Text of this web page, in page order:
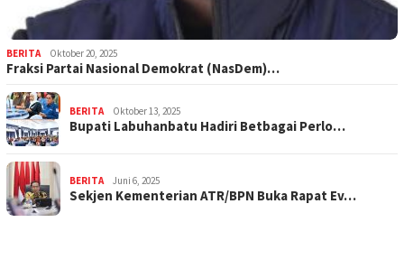
BERITA Oktober 20, 2025
Fraksi Partai Nasional Demokrat (NasDem)…
BERITA Oktober 13, 2025
Bupati Labuhanbatu Hadiri Betbagai Perlo…
BERITA Juni 6, 2025
Sekjen Kementerian ATR/BPN Buka Rapat Ev…